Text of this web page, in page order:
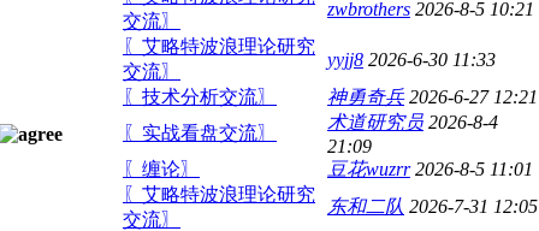
交流〗
zwbrothers 2026-8-5 10:21
〖艾略特波浪理论研究
交流〗
yyjj8 2026-6-30 11:33
〖技术分析交流〗 神勇奇兵 2026-6-27 12:21
〖实战看盘交流〗
术道研究员 2026-8-4
21:09
〖缠论〗 豆花wuzrr 2026-8-5 11:01
〖艾略特波浪理论研究
交流〗
东和二队 2026-7-31 12:05